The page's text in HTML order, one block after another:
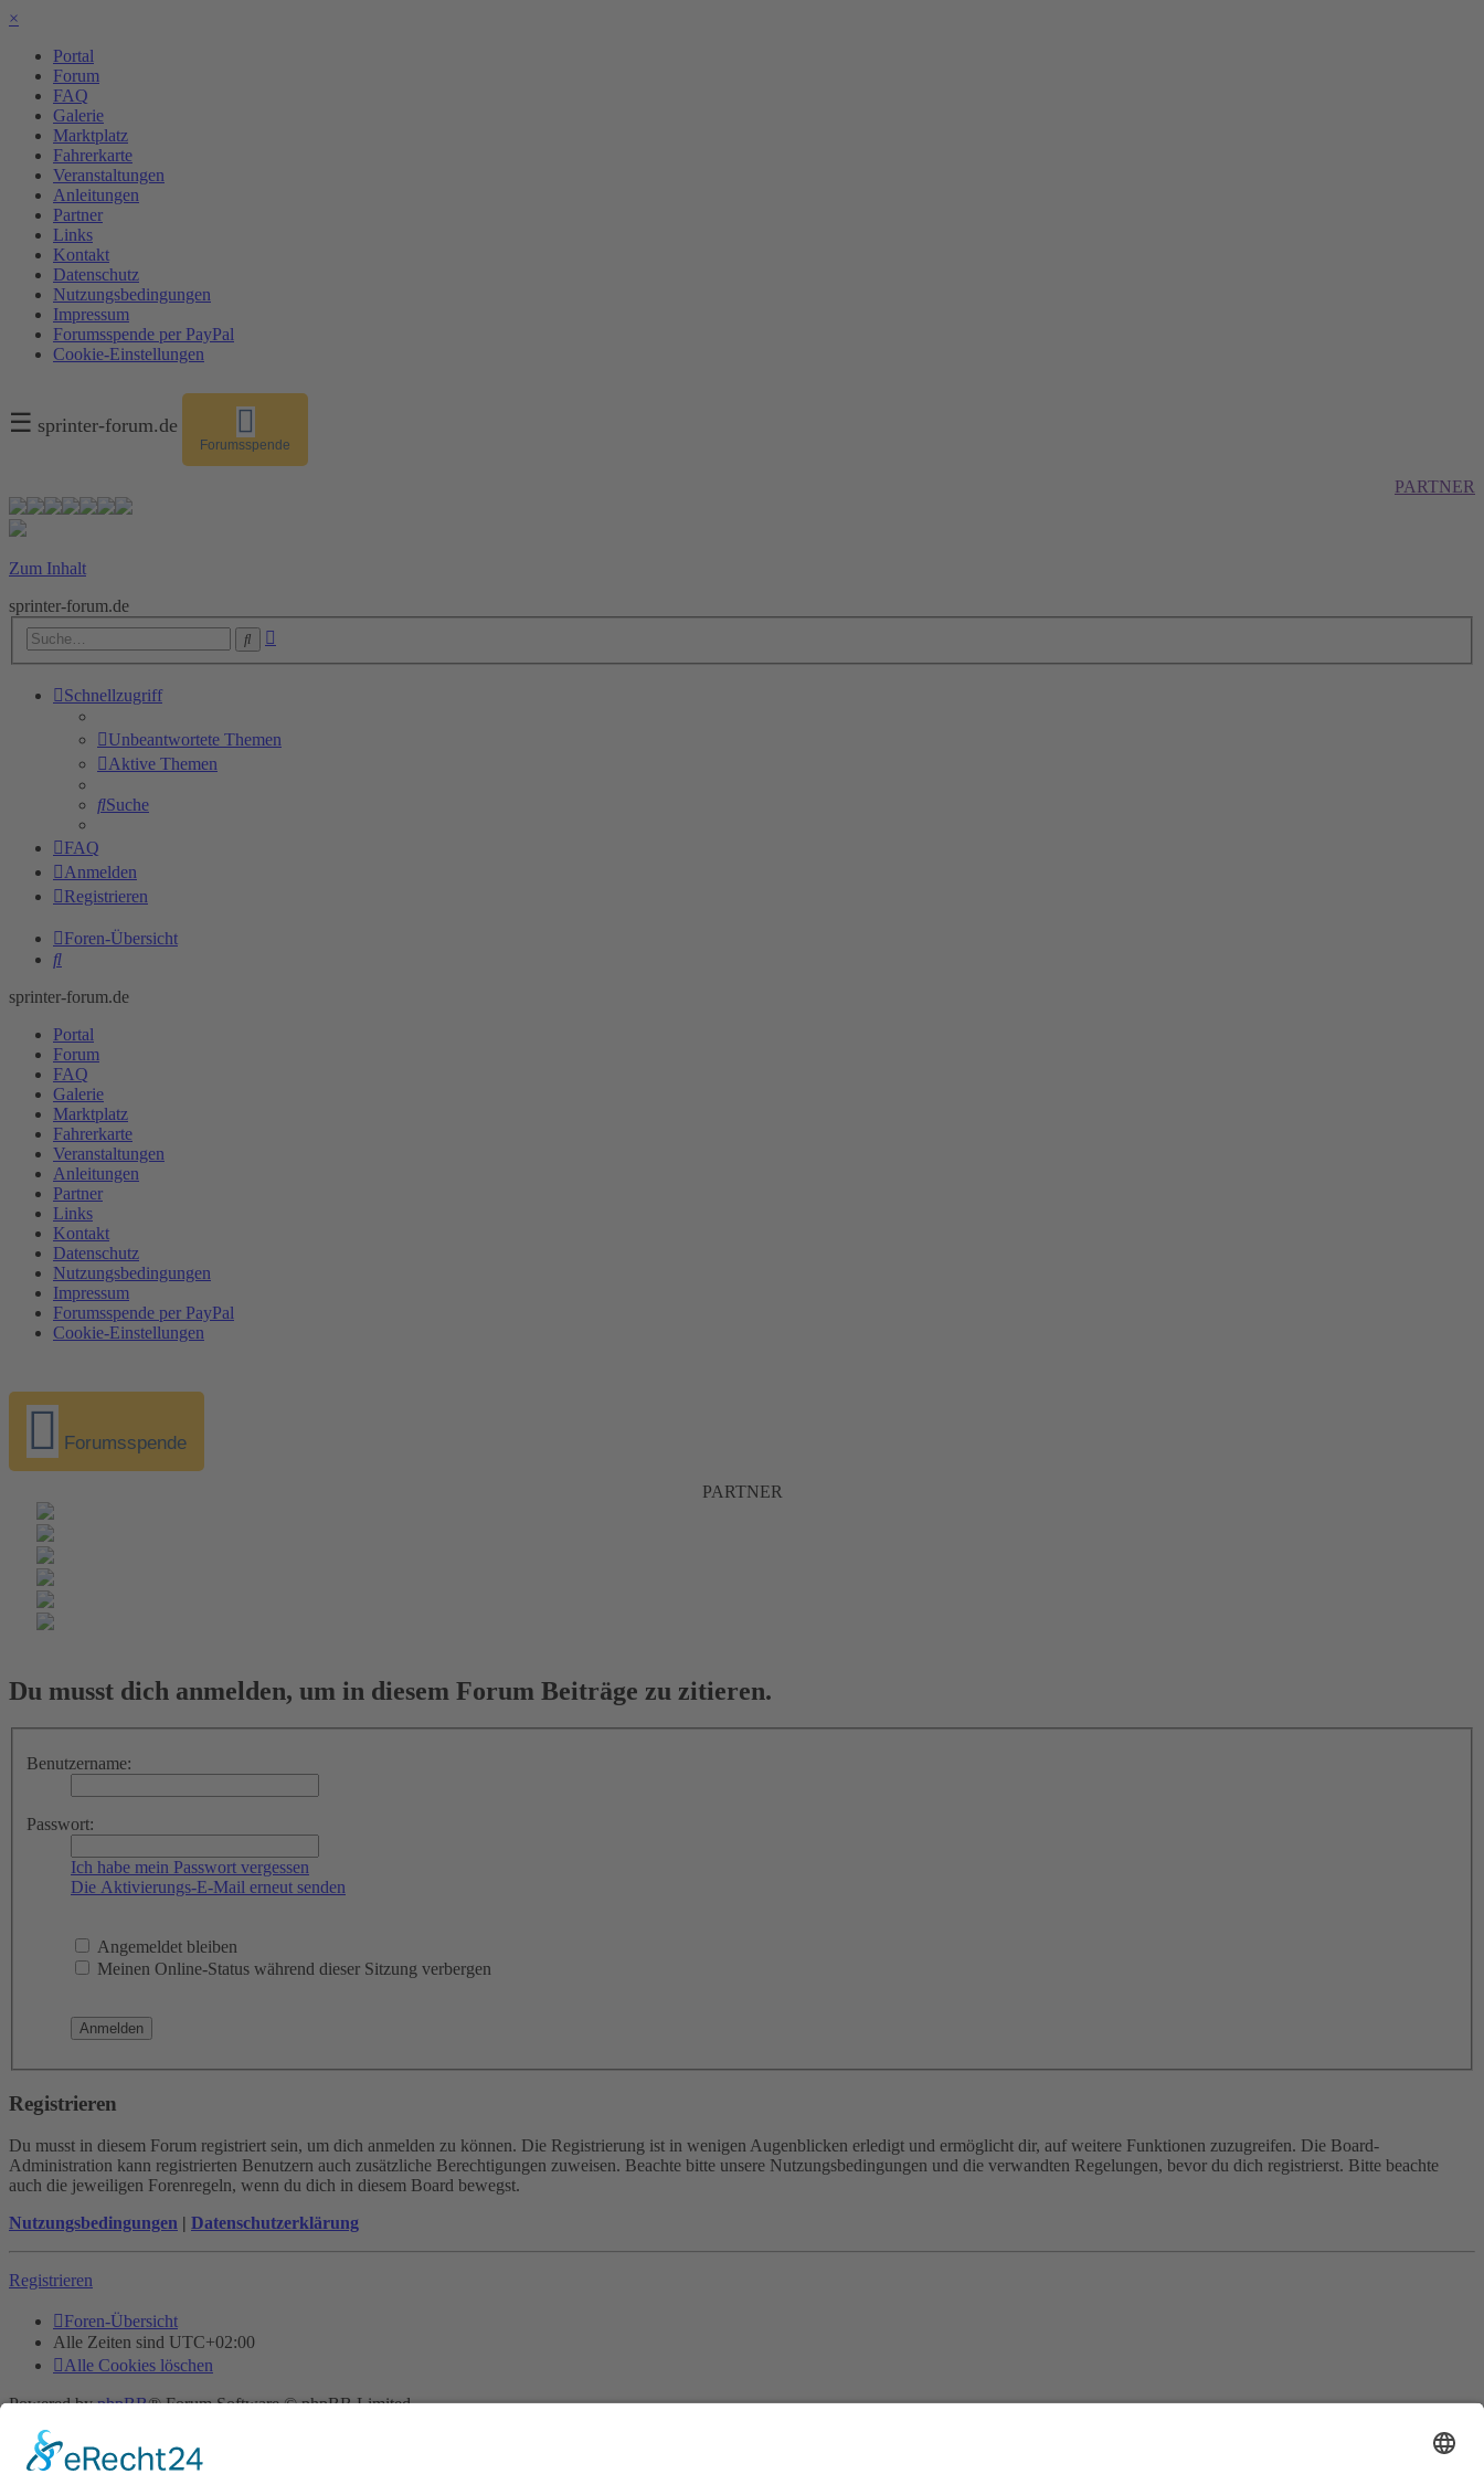
×
Portal
Forum
FAQ
Galerie
Marktplatz
Fahrerkarte
Veranstaltungen
Anleitungen
Partner
Links
Kontakt
Datenschutz
Nutzungsbedingungen
Impressum
Forumsspende per PayPal
Cookie-Einstellungen
☰ sprinter-forum.de
Forumsspende
PARTNER
Zum Inhalt
sprinter-forum.de
Suche
Schnellzugriff
Unbeantwortete Themen
Aktive Themen
Suche
FAQ
Anmelden
Registrieren
Foren-Übersicht
Suche
sprinter-forum.de
Portal
Forum
FAQ
Galerie
Marktplatz
Fahrerkarte
Veranstaltungen
Anleitungen
Partner
Links
Kontakt
Datenschutz
Nutzungsbedingungen
Impressum
Forumsspende per PayPal
Cookie-Einstellungen
Forumsspende
PARTNER
Du musst dich anmelden, um in diesem Forum Beiträge zu zitieren.
Benutzername:
Passwort:
Ich habe mein Passwort vergessen
Die Aktivierungs-E-Mail erneut senden
Angemeldet bleiben
Meinen Online-Status während dieser Sitzung verbergen
Registrieren
Du musst in diesem Forum registriert sein, um dich anmelden zu können. Die Registrierung ist in wenigen Augenblicken erledigt und ermöglicht dir, auf weitere Funktionen zuzugreifen. Die Board-
Administration kann registrierten Benutzern auch zusätzliche Berechtigungen zuweisen. Beachte bitte unsere Nutzungsbedingungen und die verwandten Regelungen, bevor du dich registrierst. Bitte beachte
auch die jeweiligen Forenregeln, wenn du dich in diesem Board bewegst.
Nutzungsbedingungen | Datenschutzerklärung
Registrieren
Foren-Übersicht
Alle Zeiten sind UTC+02:00
Alle Cookies löschen
Powered byphpBB® Forum Software © phpBB Limited
Deutsche Übersetzung durch